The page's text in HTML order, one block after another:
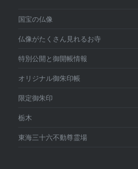
国宝の仏像
仏像がたくさん見れるお寺
特別公開と御開帳情報
オリジナル御朱印帳
限定御朱印
栃木
東海三十六不動尊霊場